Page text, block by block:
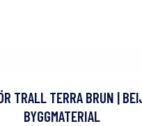
TRALL TERRA BRUN |
BYGGMATERIAL